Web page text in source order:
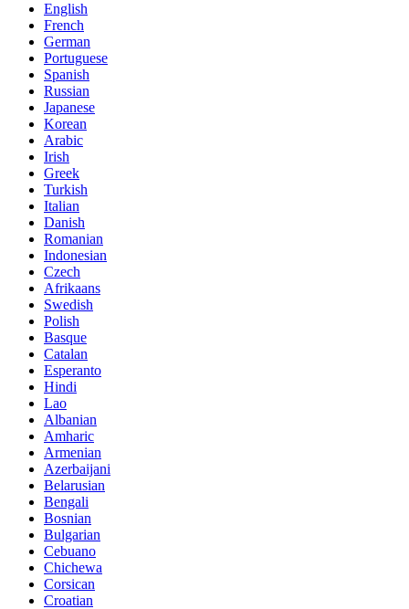
English
French
German
Portuguese
Spanish
Russian
Japanese
Korean
Arabic
Irish
Greek
Turkish
Italian
Danish
Romanian
Indonesian
Czech
Afrikaans
Swedish
Polish
Basque
Catalan
Esperanto
Hindi
Lao
Albanian
Amharic
Armenian
Azerbaijani
Belarusian
Bengali
Bosnian
Bulgarian
Cebuano
Chichewa
Corsican
Croatian